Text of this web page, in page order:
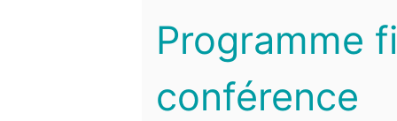
Programme
conférence